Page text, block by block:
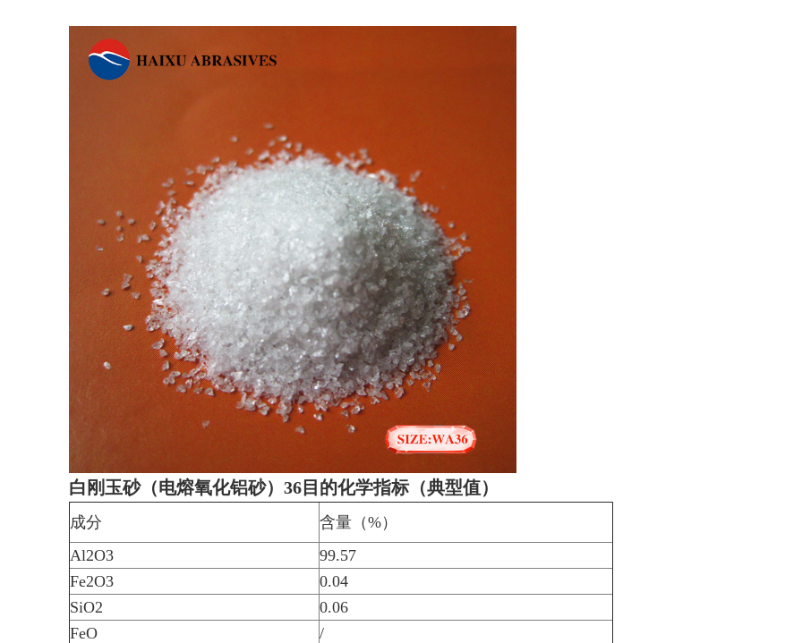
白刚玉砂（电熔氧化铝砂）36目的化学指标（典型值）
成分
含量（%）
Al2O3
99.57
Fe2O3
0.04
SiO2
0.06
FeO
/